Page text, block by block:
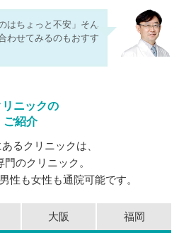
はちょっと不安」そん
わせてみるのもおすす
リニックの
ご紹介
るクリニックは、
のクリニック。
性も女性も通院可能です。
大阪 福岡